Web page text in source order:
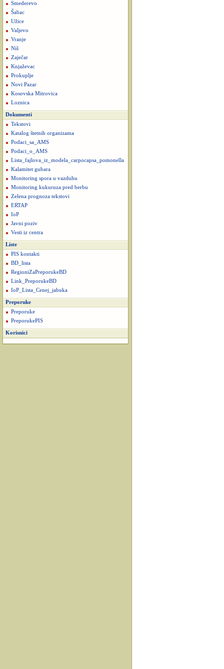
Smederevo
Šabac
Užice
Valjevo
Vranje
Niš
Zaječar
Knjaževac
Prokuplje
Novi Pazar
Kosovska Mitrovica
Loznica
Dokumenti
Tekstovi
Katalog štetnih organizama
Podaci_sa_AMS
Podaci_o_AMS
Lista_fajlova_iz_modela_carpocapsa_pomonella
Kalamitet gubara
Monitoring spora u vazduhu
Monitoring kukuruza pred berbu
Zelena prognoza tekstovi
ERTAP
IoP
Javni poziv
Vesti iz centra
Liste
PIS kontakti
BD_lista
RegioniZaPreporukeBD
Link_PreporukeBD
IoP_Lista_Cenej_jabuka
Preporuke
Preporuke
PreporukePIS
Korisnici